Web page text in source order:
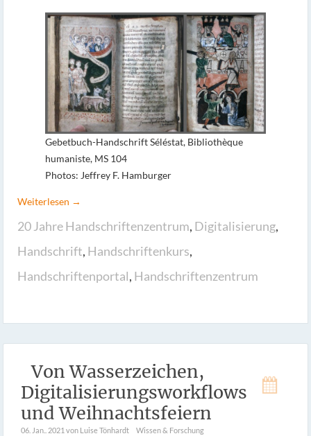
Gebetbuch-Handschrift Séléstat, Bibliothèque
humaniste, MS 104
Photos: Jeffrey F. Hamburger
Weiterlesen →
20 Jahre Handschriftenzentrum, Digitalisierung,
Handschrift, Handschriftenkurs,
Handschriftenportal, Handschriftenzentrum
Von Wasserzeichen,
Digitalisierungsworkflows
und Weihnachtsfeiern
06. Jan.. 2021 von Luise Tönhardt
Wissen & Forschung